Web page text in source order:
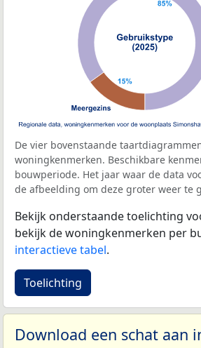
De vier bovenstaande
woningkenmerken. Beschikbare
bouwperiode. Het jaar waar de data
de afbeelding om deze groter weer te
Bekijk onderstaande toelichting
bekijk de woningkenmerken per
interactieve tabel.
Toelichting
Download een schat aan